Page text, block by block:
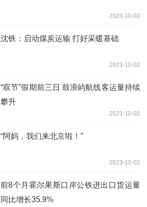
2023-10-02
沈铁：启动煤炭运输 打好采暖基础
2023-10-02
“双节”假期前三日 鼓浪屿航线客运量持续
攀升
2023-10-02
“阿妈，我们来北京啦！”
2023-10-02
前8个月霍尔果斯口岸公铁进出口货运量
同比增长35.9%